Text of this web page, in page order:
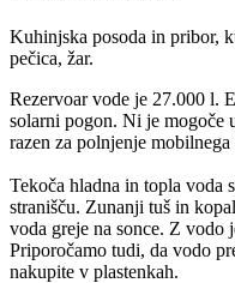
Kuhinjska posoda in pribor,
pečica, žar.
Rezervoar vode je 27.000 l.
solarni pogon. Ni je mogoče
razen za polnjenje
Tekoča hladna in topla voda
stranišču. Zunanji tuš in
voda greje na sonce. Z vodo
Priporočamo tudi, da vodo
nakupite v plastenkah.